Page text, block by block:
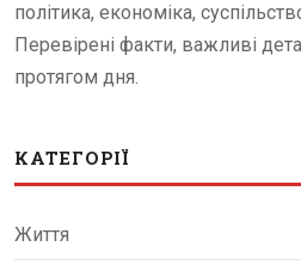
політика, економіка,
Перевірені факти, важливі
протягом дня.
КАТЕГОРІЇ
Життя